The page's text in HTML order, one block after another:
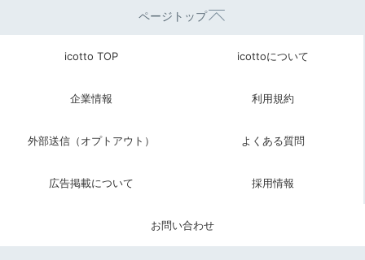
ページトップ
icotto TOP icottoについて
企業情報 利用規約
外部送信（オプトアウト） よくある質問
広告掲載について 採用情報
お問い合わせ